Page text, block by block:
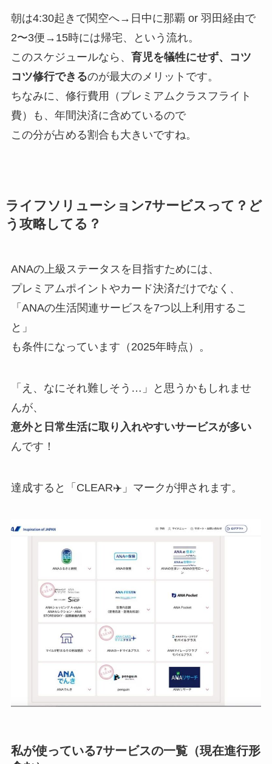
朝は4:30起きで関空へ→日中に那覇 or 羽田経由で
2〜3便→15時には帰宅、という流れ。
このスケジュールなら、 育児を犠牲にせず、コツ
コツ修行できるのが最大のメリットです。
ちなみに、修行費用（プレミアムクラスフライト
費）も、年間決済に含めているので
この分が占める割合も大きいですね。
ライフソリューション7サービスって？ど
う攻略してる？
ANAの上級ステータスを目指すためには、
プレミアムポイントやカード決済だけでなく、
「ANAの生活関連サービスを7つ以上利用するこ
と」
も条件になっています（2025年時点）。
「え、なにそれ難しそう…」と思うかもしれませ
んが、
意外と日常生活に取り入れやすいサービスが多い
んです！
達成すると「CLEAR✈️」マークが押されます。
私が使っている7サービスの一覧（現在進行形